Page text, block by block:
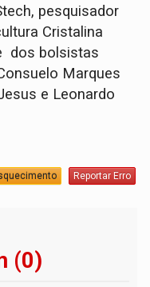
pesquisador
Cristalina
dos bolsistas
Marques
e Leonardo
Reportar Erro
(0)